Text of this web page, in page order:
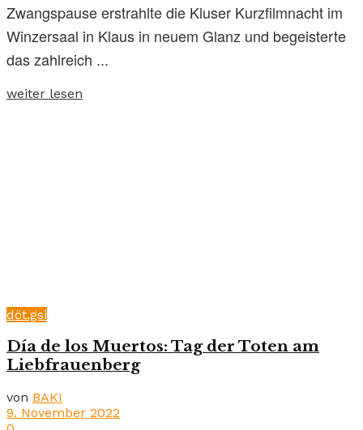
Zwangspause erstrahlte die Kluser Kurzfilmnacht im
Winzersaal in Klaus in neuem Glanz und begeisterte
das zahlreich ...
weiter lesen
döt.gsi
Día de los Muertos: Tag der Toten am
Liebfrauenberg
von BAKI
9. November 2022